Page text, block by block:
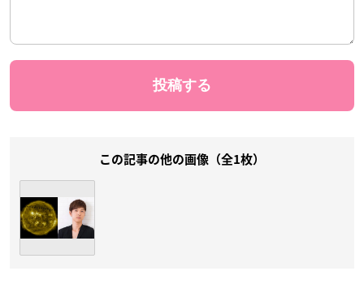
この記事の他の画像（全1枚）